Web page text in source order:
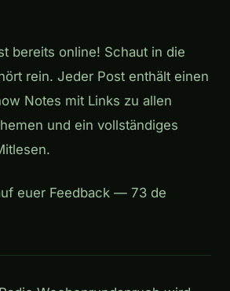
bereits online! Schaut in die
rein. Jeder Post enthält einen
Notes mit Links zu allen
und ein vollständiges
euer Feedback — 73 de